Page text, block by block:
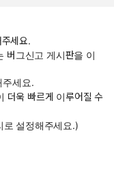
세요.
버그신고 게시판을 이
주세요.
더욱 빠르게 이루어질 수
로 설정해주세요.)